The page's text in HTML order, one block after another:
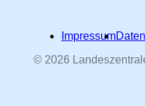
Impressum
© 2026